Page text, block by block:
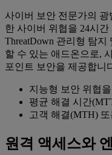
사이버 보안 전문가의
한 사이버 위협을 24시
ThreatDown 관리형 탐
할 수 있는 애드온으로,
포인트 보안을 제공합니
지능형 보안 위협
평균 해결 시간
고객 해결(MTH)
원격 액세스와